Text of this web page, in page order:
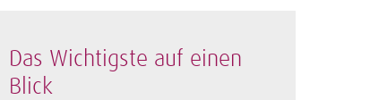
Das Wichtigste auf einen
Blick